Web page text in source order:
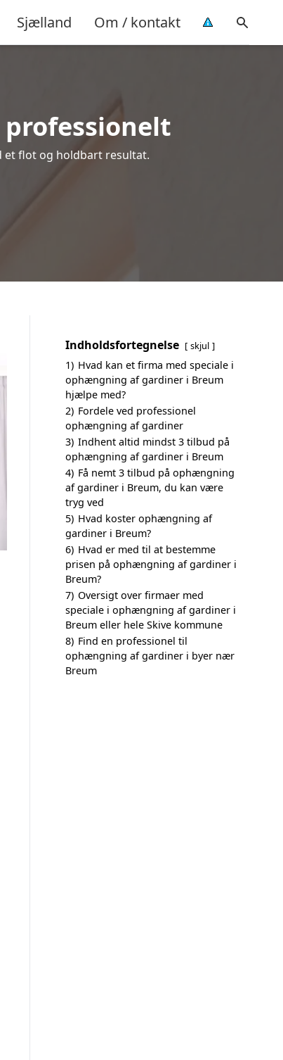
Sjælland Om / kontakt
et flot og holdbart resultat.
Indholdsfortegnelse skjul
1) Hvad kan et firma med speciale i
ophængning af gardiner i Breum
hjælpe med?
2) Fordele ved professionel
ophængning af gardiner
3) Indhent altid mindst 3 tilbud på
ophængning af gardiner i Breum
4) Få nemt 3 tilbud på ophængning
af gardiner i Breum, du kan være
tryg ved
5) Hvad koster ophængning af
gardiner i Breum?
6) Hvad er med til at bestemme
prisen på ophængning af gardiner i
Breum?
7) Oversigt over firmaer med
speciale i ophængning af gardiner i
Breum eller hele Skive kommune
8) Find en professionel til
ophængning af gardiner i byer nær
Breum